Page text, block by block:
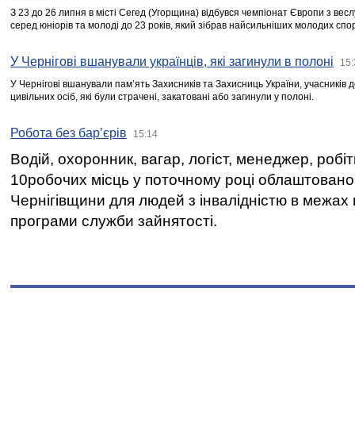
З 23 до 26 липня в місті Сегед (Угорщина) відбувся чемпіонат Європи з
серед юніорів та молоді до 23 років, який зібрав найсильніших молодих
У Чернігові вшанували українців, які загинули в полоні
У Чернігові вшанували пам’ять Захисників та Захисниць України,
цивільних осіб, які були страчені, закатовані або загинули у полоні.
Робота без бар’єрів 15:14
Водій, охоронник, вагар, логіст, менеджер,
10робочих місць у поточному році
Чернігівщини для людей з інвалідністю в межах
програми служби зайнятості.